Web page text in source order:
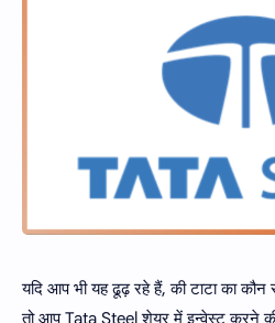
यदि आप भी यह ढूढ़ रहे हैं, की टाटा का
तो आप Tata Steel शेयर में इन्वेस्ट करने